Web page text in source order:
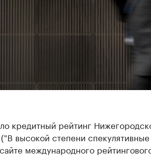
кредитный рейтинг
высокой степени спекулятивные
международного рейтингового